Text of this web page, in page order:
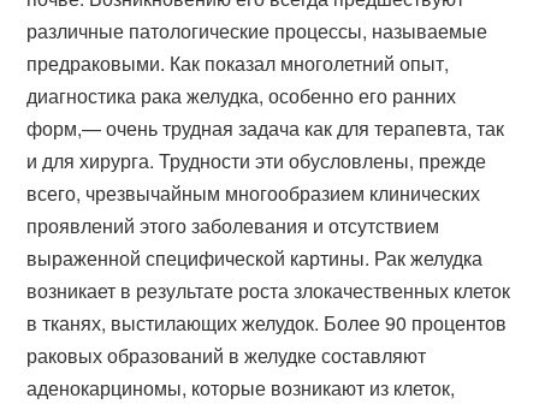
различные патологические процессы, называемые
предраковыми. Как показал многолетний опыт,
диагностика рака желудка, особенно его ранних
форм,— очень трудная задача как для терапевта, так
и для хирурга. Трудности эти обусловлены, прежде
всего, чрезвычайным многообразием клинических
проявлений этого заболевания и отсутствием
выраженной специфической картины. Рак желудка
возникает в результате роста злокачественных клеток
в тканях, выстилающих желудок. Более 90 процентов
раковых образований в желудке составляют
аденокарциномы, которые возникают из клеток,